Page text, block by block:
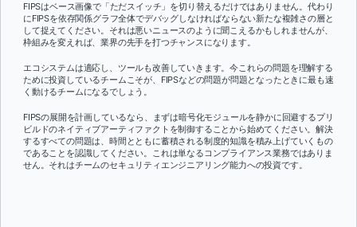
FIPSはベース画像で「ただスイッチ」を切り替えるだけではありません。代わり
にFIPSを依存関係グラフ全体でデバッグしなければならない新たな複雑さの層と
して捉えてください。それは悪いニュースのように聞こえるかもしれませんが、
枠組みを変えれば、業界の先手を打つチャンスになります。
エコシステムは適応し、ツールも改善していきます。今これらの問題を理解する
ために投資しているチームこそが、FIPSなどの問題が問題となったときに最も速
く動けるチームになるでしょう。
FIPSの展開を計画しているなら、まずは暗号化モジュールを静かに回避するプリ
ビルドのネイティブアーティファクトを制御することから始めてください。解決
するすべての問題は、時間とともに蓄積される制度的知識を積み上げていくもの
であることを認識してください。これは単なるコンプライアンス業務ではありま
せん。それはチームのセキュリティエンジニアリング能力への投資です。